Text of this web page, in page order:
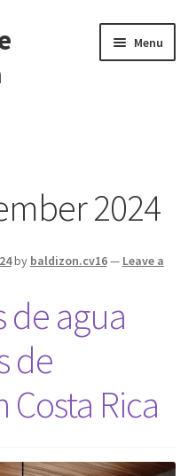
Menu
2024
by baldizon.cv16— Leave a
de agua
de
Rica